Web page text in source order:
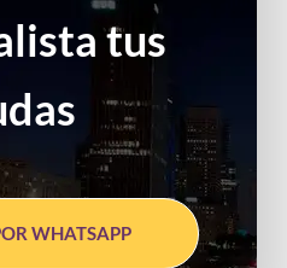
tus
WHATSAPP